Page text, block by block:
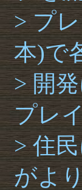
> プ
本)で
> 開
プレ
> 住
がよ